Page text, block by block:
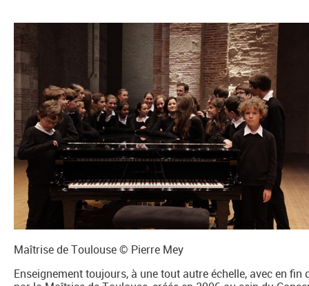
Maîtrise de Toulouse © Pierre Mey
Enseignement toujours, à une tout autre échelle, avec en